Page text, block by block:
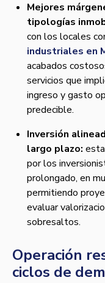
Mejores
tipologías
con los locales
industriales en
acabados
servicios que
ingreso y gasto
predecible.
Inversión
largo plazo:
por los
prolongado, en
permitiendo
evaluar
sobresaltos.
Operación
ciclos de